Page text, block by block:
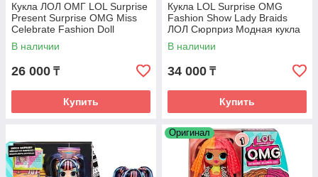
Кукла ЛОЛ ОМГ LOL Surprise
Present Surprise OMG Miss
Celebrate Fashion Doll
В наличии
26 000 ₸
Купить
Кукла LOL Surprise OMG
Fashion Show Lady Braids
ЛОЛ Сюрприз Модная кукла
Леди Брейдс
В наличии
34 000 ₸
Купить
Оригинал